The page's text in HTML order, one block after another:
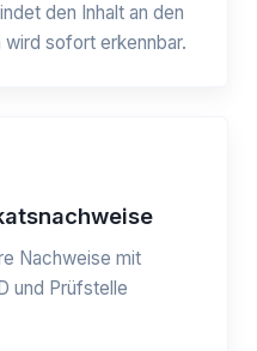
den Inhalt an den
sofort erkennbar.
Nachweise mit
und Prüfstelle